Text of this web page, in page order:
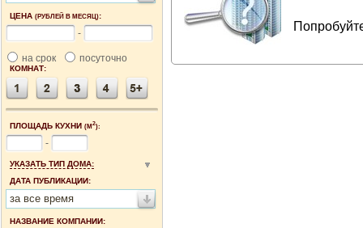
ЦЕНА (РУБЛЕЙ В МЕСЯЦ):
-
на срок посуточно
КОМНАТ:
ПЛОЩАДЬ КУХНИ (М2):
-
УКАЗАТЬ ТИП ДОМА:
ДАТА ПУБЛИКАЦИИ:
за все время
НАЗВАНИЕ КОМПАНИИ: